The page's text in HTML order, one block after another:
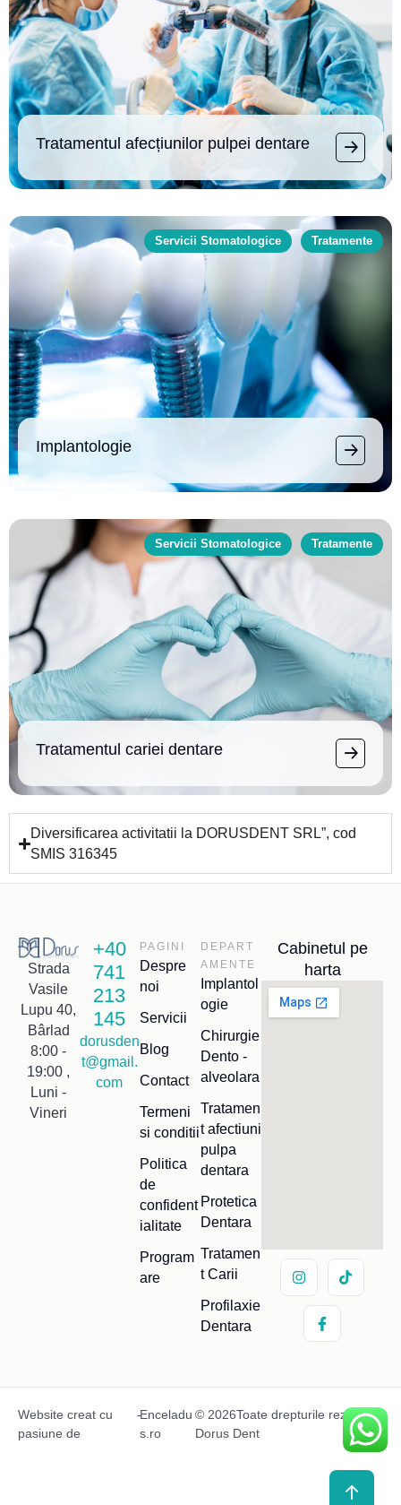
Tratamentul afecțiunilor pulpei dentare
Servicii Stomatologice Tratamente
Implantologie
Servicii Stomatologice Tratamente
Tratamentul cariei dentare
Diversificarea activitatii la DORUSDENT SRL”, cod
SMIS 316345
Strada
Vasile
Lupu 40,
Bârlad
8:00 -
19:00 ,
Luni -
Vineri
+40
741
213
145
dorusden
t@gmail.
com
PAGINI
Despre
noi
Servicii
Blog
Contact
Termeni
si conditii
Politica
de
confident
ialitate
Program
are
DEPART
AMENTE
Implantol
ogie
Chirurgie
Dento -
alveolara
Tratamen
t afectiuni
pulpa
dentara
Protetica
Dentara
Tratamen
t Carii
Profilaxie
Dentara
Cabinetul pe
harta
Website creat cu
pasiune de
-Enceladu
s.ro
© 2026Toate drepturile rezervate
Dorus Dent